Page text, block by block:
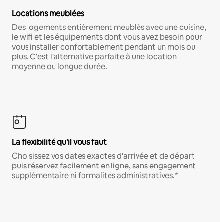
Locations meublées
Des logements entièrement meublés avec une cuisine,
le wifi et les équipements dont vous avez besoin pour
vous installer confortablement pendant un mois ou
plus. C'est l'alternative parfaite à une location
moyenne ou longue durée.
La flexibilité qu'il vous faut
Choisissez vos dates exactes d'arrivée et de départ
puis réservez facilement en ligne, sans engagement
supplémentaire ni formalités administratives.*